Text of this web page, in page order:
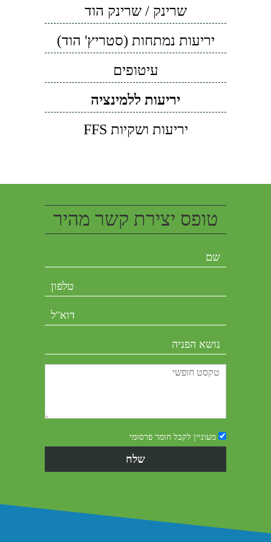
שרינק / שרינק הוד
יריעות נמתחות (סטריץ' הוד)
עיטופים
יריעות ללמינציה
יריעות ושקיות FFS
טופס יצירת קשר מהיר
מעוניין לקבל חומר פרסומי